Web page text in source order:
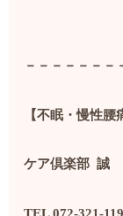
－－－－－－－
【不眠・慢性腰
ケア倶楽部 誠